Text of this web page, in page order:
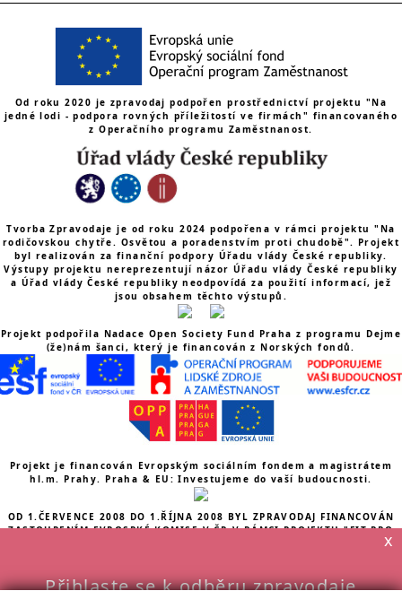
x
Přihlaste se k odběru zpravodaje
Od roku 2020 je zpravodaj podpořen prostřednictví projektu "Na
jedné lodi - podpora rovných příležitostí ve firmách" financovaného
z Operačního programu Zaměstnanost.
Tvorba Zpravodaje je od roku 2024 podpořena v rámci projektu "Na
rodičovskou chytře. Osvětou a poradenstvím proti chudobě". Projekt
byl realizován za finanční podpory Úřadu vlády České republiky.
Výstupy projektu nereprezentují názor Úřadu vlády České republiky
a Úřad vlády České republiky neodpovídá za použití informací, jež
jsou obsahem těchto výstupů.
Projekt podpořila Nadace Open Society Fund Praha z programu Dejme
(že)nám šanci, který je financován z Norských fondů.
Projekt je financován Evropským sociálním fondem a magistrátem
hl.m. Prahy. Praha & EU: Investujeme do vaší budoucnosti.
OD 1.ČERVENCE 2008 DO 1.ŘÍJNA 2008 BYL ZPRAVODAJ FINANCOVÁN
ZASTOUPENÍM EVROSPKÉ KOMISE V ČR V RÁMCI PROJEKTU "FIT PRO
Evropského společenství.